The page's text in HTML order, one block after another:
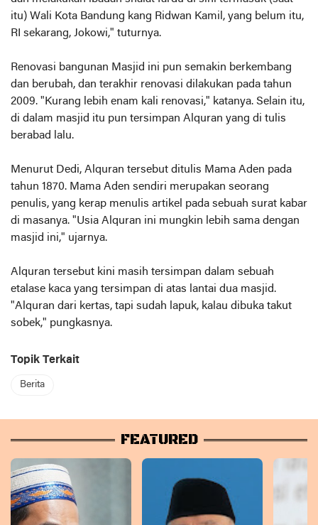
itu) Wali Kota Bandung kang Ridwan Kamil, yang belum itu,
RI sekarang, Jokowi," tuturnya.
Renovasi bangunan Masjid ini pun semakin berkembang
dan berubah, dan terakhir renovasi dilakukan pada tahun
2009. "Kurang lebih enam kali renovasi," katanya. Selain itu,
di dalam masjid itu pun tersimpan Alquran yang di tulis
berabad lalu.
Menurut Dedi, Alquran tersebut ditulis Mama Aden pada
tahun 1870. Mama Aden sendiri merupakan seorang
penulis, yang kerap menulis artikel pada sebuah surat kabar
di masanya. "Usia Alquran ini mungkin lebih sama dengan
masjid ini," ujarnya.
Alquran tersebut kini masih tersimpan dalam sebuah
etalase kaca yang tersimpan di atas lantai dua masjid.
"Alquran dari kertas, tapi sudah lapuk, kalau dibuka takut
sobek," pungkasnya.
Topik Terkait
Berita
FEATURED